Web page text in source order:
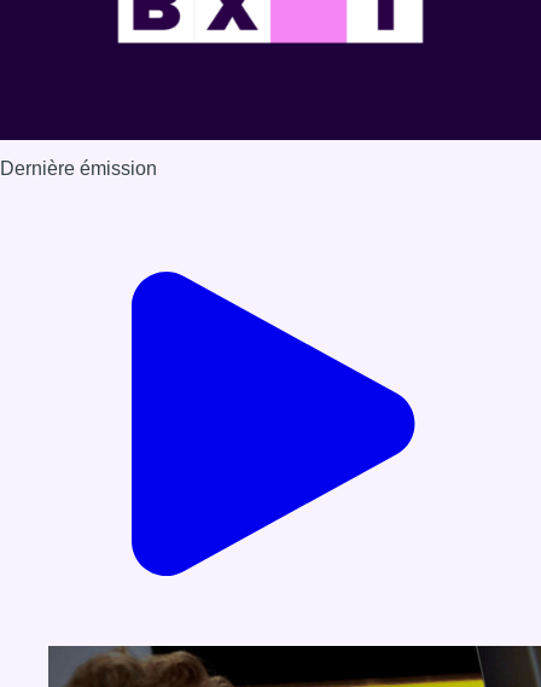
Dernière émission